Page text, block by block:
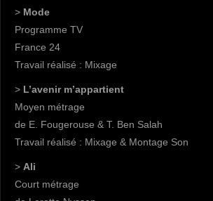
> Mode
Programme TV
France 24
Travail réalisé : Mixage
> L’avenir m’appartient
Moyen métrage
de E. Fougerouse & T. Ben Salah
Travail réalisé : Mixage & Montage Son
> Ali
Court métrage